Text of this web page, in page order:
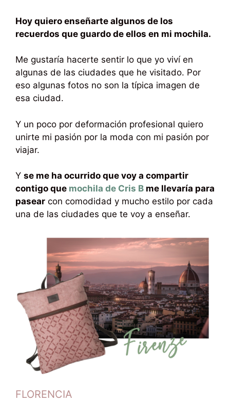
Hoy quiero enseñarte algunos de los
recuerdos que guardo de ellos en mi mochila.
Me gustaría hacerte sentir lo que yo viví en
algunas de las ciudades que he visitado. Por
eso algunas fotos no son la típica imagen de
esa ciudad.
Y un poco por deformación profesional quiero
unirte mi pasión por la moda con mi pasión por
viajar.
Y se me ha ocurrido que voy a compartir
contigo que mochila de Cris B me llevaría para
pasear con comodidad y mucho estilo por cada
una de las ciudades que te voy a enseñar.
FLORENCIA